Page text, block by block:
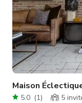
Maison
5.0 (1) 5